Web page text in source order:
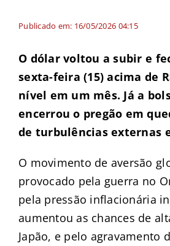
Publicado em: 16/05/2026 04:15
O dólar voltou a subir e
sexta-feira (15) acima de
nível em um mês. Já a
encerrou o pregão em
de turbulências externas
O movimento de aversão
provocado pela guerra no
pela pressão inflacionária
aumentou as chances de
Japão, e pelo agravamento